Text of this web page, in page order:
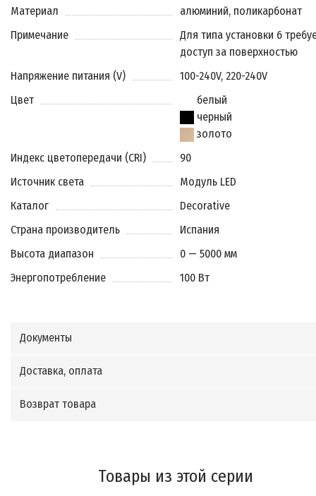
Материал
алюминий, поликарбонат
Примечание
Для типа установки 6
доступ за поверхностью
Напряжение питания (V)
100-240V, 220-240V
Цвет
белый
черный
золото
Индекс цветопередачи (CRI)
90
Источник света
Модуль LED
Каталог
Decorative
Страна производитель
Испания
Высота диапазон
0 — 5000 мм
Энергопотребление
100 Вт
Документы
Доставка, оплата
Возврат товара
Товары из этой серии